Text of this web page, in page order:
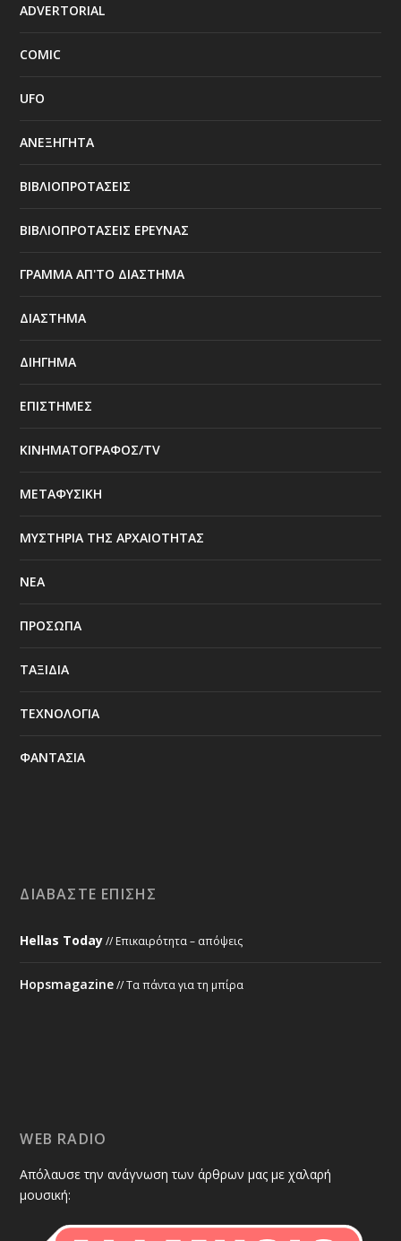
ADVERTORIAL
COMIC
UFO
ΑΝΕΞΗΓΗΤΑ
ΒΙΒΛΙΟΠΡΟΤΑΣΕΙΣ
ΒΙΒΛΙΟΠΡΟΤΑΣΕΙΣ ΕΡΕΥΝΑΣ
ΓΡΑΜΜΑ ΑΠ'ΤΟ ΔΙΑΣΤΗΜΑ
ΔΙΑΣΤΗΜΑ
ΔΙΗΓΗΜΑ
ΕΠΙΣΤΗΜΕΣ
ΚΙΝΗΜΑΤΟΓΡΑΦΟΣ/TV
ΜΕΤΑΦΥΣΙΚΗ
ΜΥΣΤΗΡΙΑ ΤΗΣ ΑΡΧΑΙΟΤΗΤΑΣ
ΝΕΑ
ΠΡΟΣΩΠΑ
ΤΑΞΙΔΙΑ
ΤΕΧΝΟΛΟΓΙΑ
ΦΑΝΤΑΣΙΑ
ΔΙΑΒΆΣΤΕ ΕΠΊΣΗΣ
Hellas Today// Επικαιρότητα – απόψεις
Hopsmagazine// Τα πάντα για τη μπίρα
WEB RADIO
Απόλαυσε την ανάγνωση των άρθρων μας με χαλαρή
μουσική: